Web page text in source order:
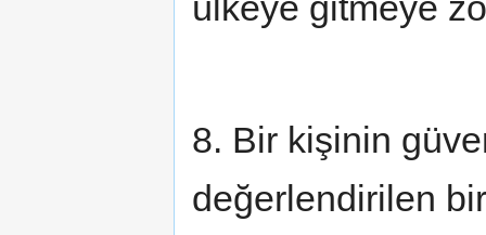
8. Bir kişinin
değerlendirilen